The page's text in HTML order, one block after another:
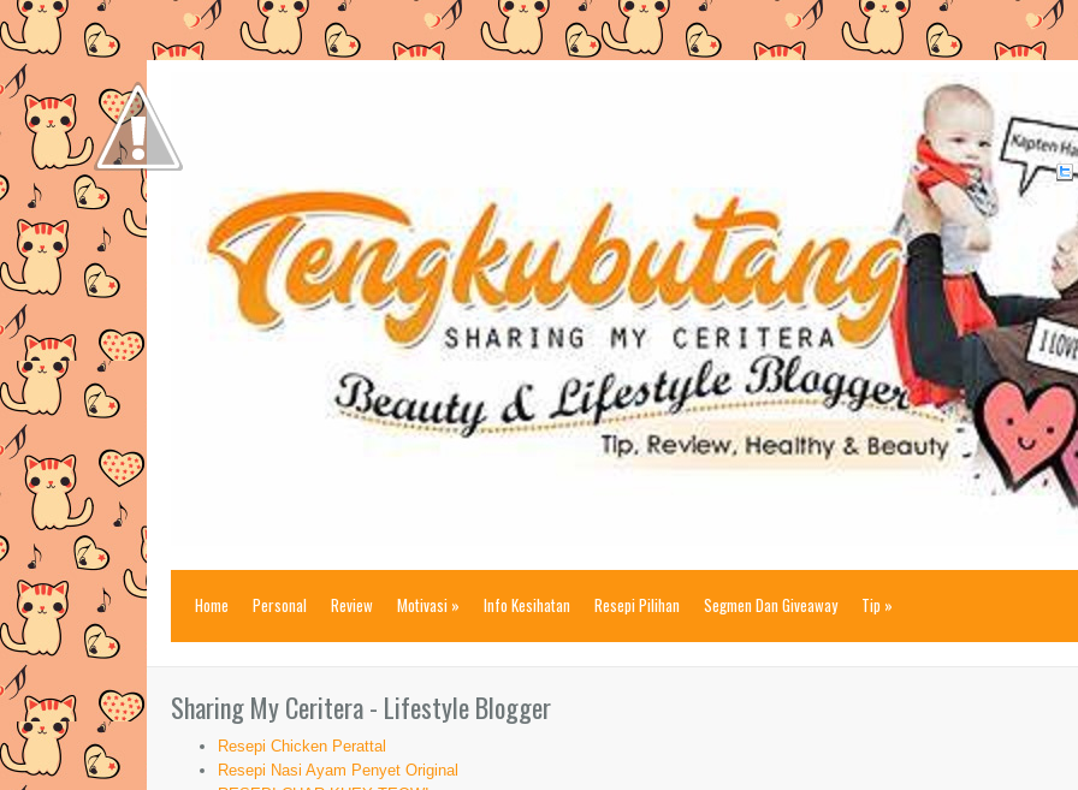
Home Personal Review Motivasi » Info Kesihatan Resepi Pilihan Segmen Dan Giveaway Tip »
Sharing My Ceritera - Lifestyle Blogger
Resepi Chicken Perattal
Resepi Nasi Ayam Penyet Original